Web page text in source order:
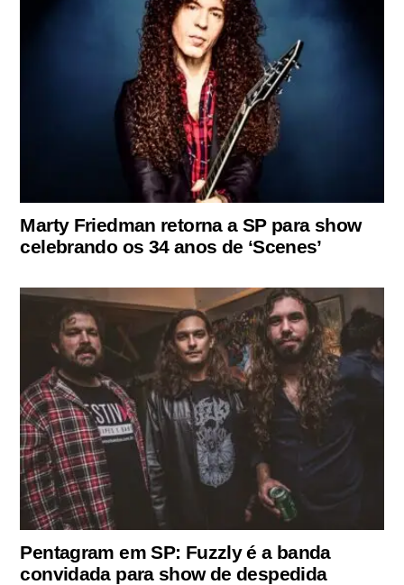
Marty Friedman retorna a SP para show
celebrando os 34 anos de ‘Scenes’
Pentagram em SP: Fuzzly é a banda
convidada para show de despedida